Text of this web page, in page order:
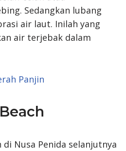
Sedangkan lubang
air laut. Inilah yang
air terjebak dalam
Panjin
Nusa Penida selanjutnya